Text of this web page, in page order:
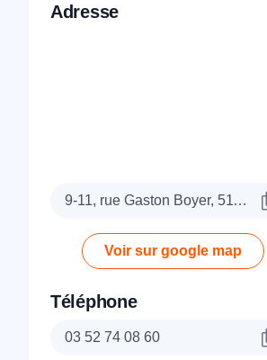
Adresse
9-11, rue Gaston Boyer, 51100 Reims
Voir sur google map
Téléphone
03 52 74 08 60